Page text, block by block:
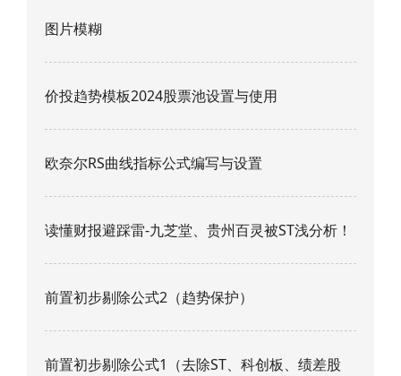
图片模糊
价投趋势模板2024股票池设置与使用
欧奈尔RS曲线指标公式编写与设置
读懂财报避踩雷-九芝堂、贵州百灵被ST浅分析！
前置初步剔除公式2（趋势保护）
前置初步剔除公式1（去除ST、科创板、绩差股